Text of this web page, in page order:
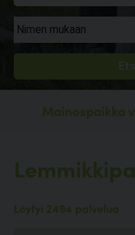
Mainospaikka
Löytyi 2494 palvelua